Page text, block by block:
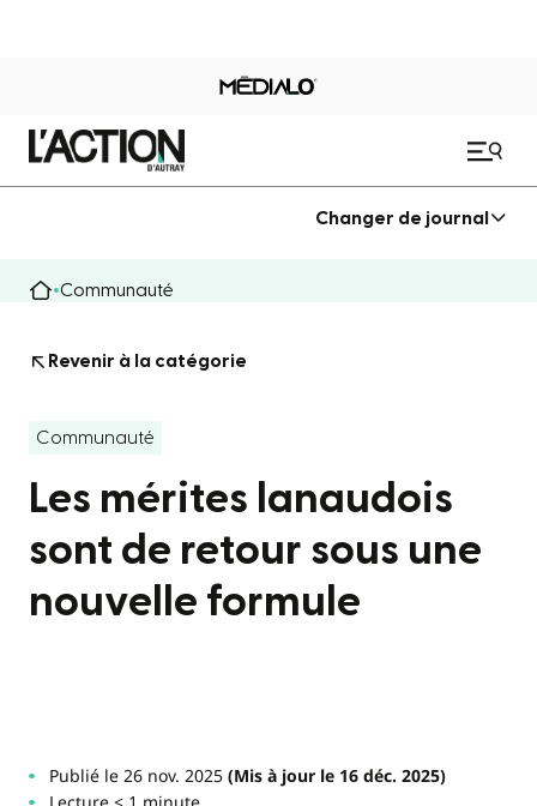
Changer de journal
Communauté
Revenir à la catégorie
Communauté
Les mérites lanaudois
sont de retour sous une
nouvelle formule
Publié le 26 nov. 2025(Mis à jour le 16 déc. 2025)